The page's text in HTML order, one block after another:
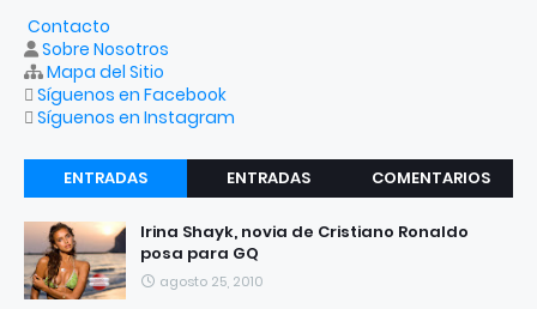
Contacto
Sobre Nosotros
Mapa del Sitio
Síguenos en Facebook
Síguenos en Instagram
ENTRADAS
RECIENTES
ENTRADAS
COMENTARIOS
Irina Shayk, novia de Cristiano Ronaldo
posa para GQ
agosto 25, 2010